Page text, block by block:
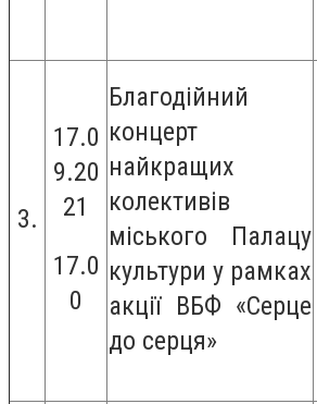
3.
17.0
9.20
21
17.0
0
Благодійний
концерт
найкращих
колективів
міського Палацу
культури у рамках
акції ВБФ «Серце
до серця»